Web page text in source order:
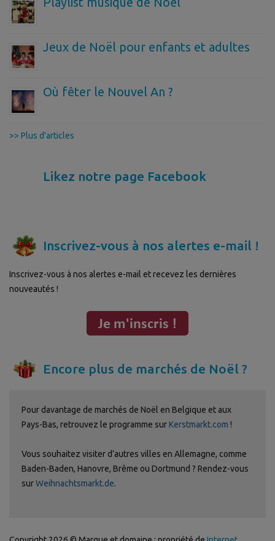
Jeux de Noël pour enfants et adultes
Où fêter le Nouvel An ?
>> Plus d'articles
Likez notre page Facebook
Inscrivez-vous à nos alertes e-mail !
Inscrivez-vous à nos alertes e-mail et recevez les dernières
nouveautés !
Encore plus de marchés de Noël ?
Pour davantage de marchés de Noël en Belgique et aux
Pays-Bas, retrouvez le programme surKerstmarkt.com !
Vous souhaitez visiter d’autres villes en Allemagne, comme
Baden-Baden, Hanovre, Brême ou Dortmund ? Rendez-vous
surWeihnachtsmarkt.de.